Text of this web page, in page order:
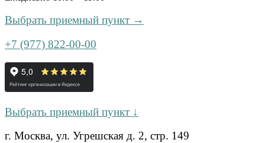
Выбрать приемный пункт →
+7 (977) 822-00-00
Выбрать приемный пункт ↓
г. Москва, ул. Угрешская д. 2, стр. 149